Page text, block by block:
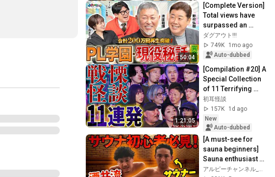
50:04
[Complete Version]
Total views have
surpassed an
incredible 2
million!! You can
hear Kiyohara
and...
ダグアウト!!!
749K
1mo ago
Auto-dubbed
1:21:05
[Compilation #20] A
Special Collection
of 11 Terrifying
Ghost Stories
[Murata Ramu]
[Iyama Ryokic...
初耳怪談
157K
1d ago
New
Auto-dubbed
[A must-see for
sauna beginners]
Sauna enthusiast
Sakai teaches you